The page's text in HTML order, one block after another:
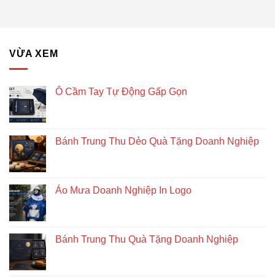
doanh
bền
VỪA XEM
Ô Cầm Tay Tự Động Gấp Gọn
Bánh Trung Thu Dẻo Quà Tặng Doanh Nghiệp
Áo Mưa Doanh Nghiệp In Logo
Bánh Trung Thu Quà Tặng Doanh Nghiệp